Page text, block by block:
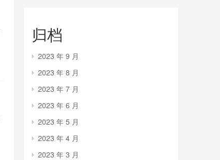
归档
2023 年 9 月
2023 年 8 月
2023 年 7 月
2023 年 6 月
2023 年 5 月
2023 年 4 月
2023 年 3 月